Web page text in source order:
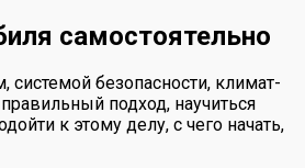
самостоятельно
безопасности, климат-
подход, научиться
к этому делу, с чего начать,